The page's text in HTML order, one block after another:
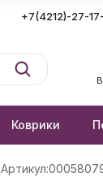
+7(4212)-27-
Коврики
Артикул: